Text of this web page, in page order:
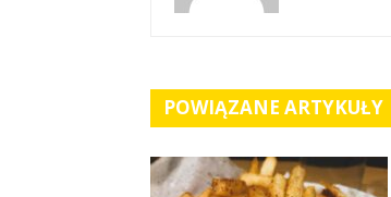
POWIĄZANE ARTYKUŁY